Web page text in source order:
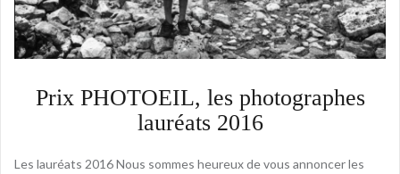
Prix PHOTOEIL, les photographes
lauréats 2016
Les lauréats 2016 Nous sommes heureux de vous annoncer les